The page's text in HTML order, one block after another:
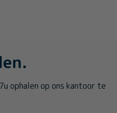
ophalen op ons kantoor te